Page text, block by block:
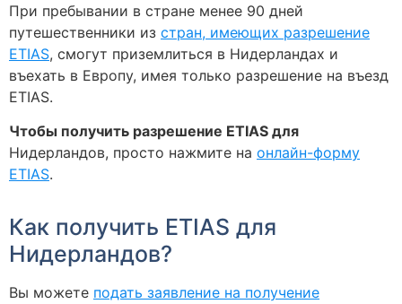
При пребывании в стране менее 90 дней
путешественники из стран, имеющих разрешение
ETIAS, смогут приземлиться в Нидерландах и
въехать в Европу, имея только разрешение на въезд
ETIAS.
Чтобы получить разрешение ETIAS для
Нидерландов, просто нажмите на онлайн-форму
ETIAS.
Как получить ETIAS для
Нидерландов?
Вы можете подать заявление на получение